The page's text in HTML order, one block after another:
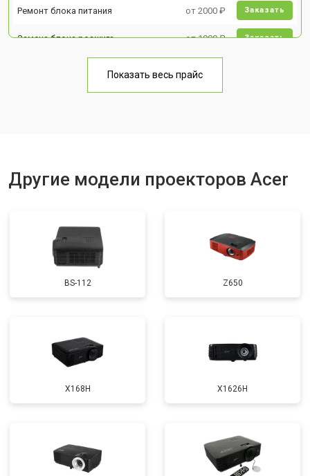
Ремонт блока питания от 2000 ₽ Заказать
Замена блока розжига от 1900 ₽ Заказать
Показать весь прайс
Другие модели проекторов Acer
BS-112 Z650
X168H X1626H